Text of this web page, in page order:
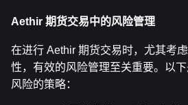
Aethir 期货交易中的风险管理
在进行 Aethir 期货交易时，尤其考
性，有效的风险管理至关重要。以
风险的策略：